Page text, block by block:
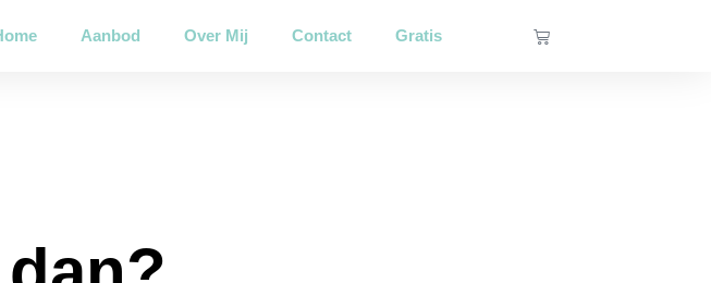
Aanbod Over Mij Contact Gratis Winkelwagen